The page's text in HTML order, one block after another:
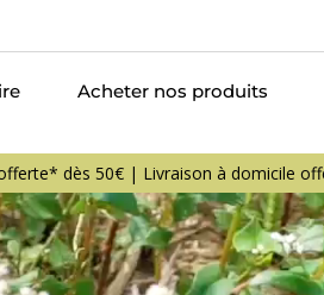
Acheter nos produits